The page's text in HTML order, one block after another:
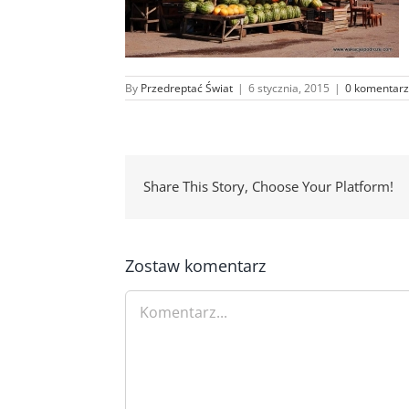
By Przedreptać Świat | 6 stycznia, 2015 | 0
Share This Story, Choose Your Platform!
Zostaw komentarz
Comment